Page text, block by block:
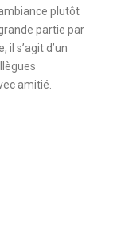
plutôt
partie par
il s’agit d’un
amitié.